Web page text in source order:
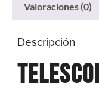
Valoraciones (0)
Descripción